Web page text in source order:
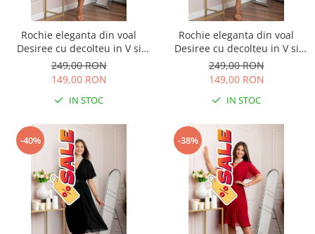
Rochie eleganta din voal
Desiree cu decolteu in V si
curea - Turcoaz
249,00 RON
149,00 RON
IN STOC
Rochie eleganta din voal
Desiree cu decolteu in V si
curea - Bleumarin
249,00 RON
149,00 RON
IN STOC
-40% -38%